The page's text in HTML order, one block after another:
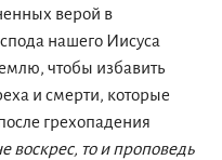
верой в
нашего Иисуса
чтобы избавить
и смерти, которые
грехопадения
воскрес, то и проповедь